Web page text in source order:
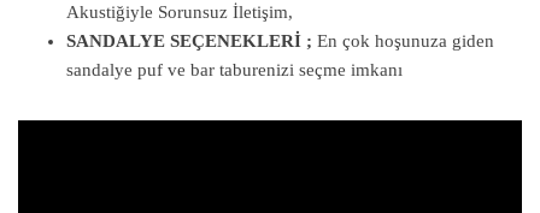
Akustiğiyle Sorunsuz İletişim,
SANDALYE SEÇENEKLERİ ; En çok hoşunuza giden
sandalye puf ve bar taburenizi seçme imkanı